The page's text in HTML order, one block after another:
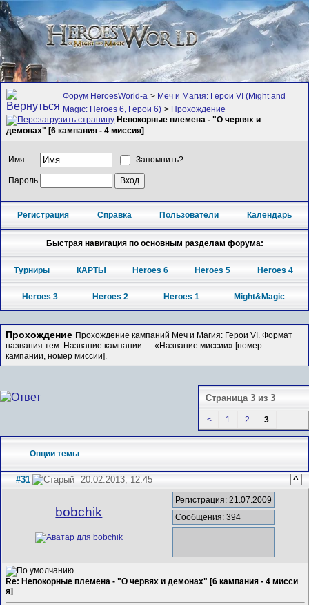
Форум HeroesWorld-а > Меч и Магия: Герои VI (Might and
Magic: Heroes 6, Герои 6) > Прохождение
Непокорные племена - "О червях и
демонах" [6 кампания - 4 миссия]
Имя Запомнить?
Пароль
Регистрация Справка Пользователи Календарь
Быстрая навигация по основным разделам форума:
Турниры КАРТЫ Heroes 6 Heroes 5 Heroes 4
Heroes 3 Heroes 2 Heroes 1 Might&Magic
Прохождение Прохождение кампаний Меч и Магия: Герои VI. Формат
названия тем: Название кампании — «Название миссии» [номер
кампании, номер миссии].
Страница 3 из 3
< 1 2 3
Опции темы
#31 20.02.2013, 12:45 ^
bobchik
Регистрация: 21.07.2009
Сообщения: 394
Re: Непокорные племена - "О червях и демонах" [6 кампания - 4 мисси
я]